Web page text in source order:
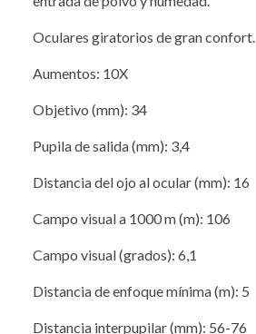
Oculares giratorios de gran confort.
Aumentos: 10X
Objetivo (mm): 34
Pupila de salida (mm): 3,4
Distancia del ojo al ocular (mm): 16
Campo visual a 1000 m (m): 106
Campo visual (grados): 6,1
Distancia de enfoque mínima (m): 5
Distancia interpupilar (mm): 56-76